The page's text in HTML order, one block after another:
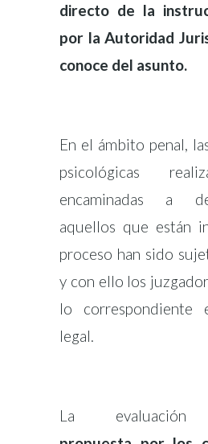
directo de la
por la Autoridad
conoce del asunto.
En el ámbito penal,
psicológicas
encaminadas a
aquellos que están
proceso han sido
y con ello los
lo correspondiente
legal.
La evaluación